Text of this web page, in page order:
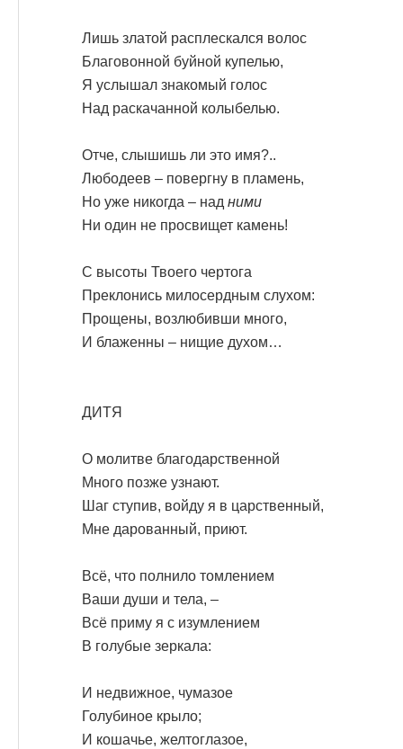
Лишь златой расплескался волос
Благовонной буйной купелью,
Я услышал знакомый голос
Над раскачанной колыбелью.
Отче, слышишь ли это имя?..
Любодеев – повергну в пламень,
Но уже никогда – над ними
Ни один не просвищет камень!
С высоты Твоего чертога
Преклонись милосердным слухом:
Прощены, возлюбивши много,
И блаженны – нищие духом…
ДИТЯ
О молитве благодарственной
Много позже узнают.
Шаг ступив, войду я в царственный,
Мне дарованный, приют.
Всё, что полнило томлением
Ваши души и тела, –
Всё приму я с изумлением
В голубые зеркала:
И недвижное, чумазое
Голубиное крыло;
И кошачье, желтоглазое,